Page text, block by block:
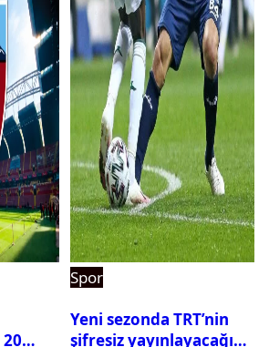
Spor
Yeni sezonda TRT’nin
şifresiz yayınlayacağı